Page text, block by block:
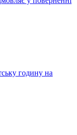
годину на